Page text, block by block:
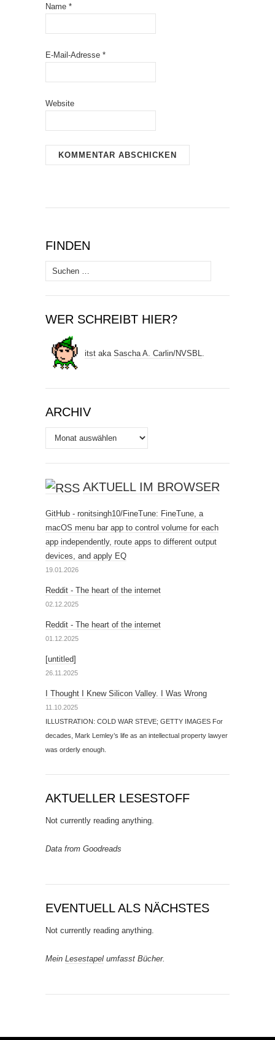
Name *
E-Mail-Adresse *
Website
FINDEN
Suchen
nach:
WER SCHREIBT HIER?
itst aka Sascha A. Carlin/NVSBL.
ARCHIV
Archiv
AKTUELL IM BROWSER
GitHub - ronitsingh10/FineTune: FineTune, a
macOS menu bar app to control volume for each
app independently, route apps to different output
devices, and apply EQ
19.01.2026
Reddit - The heart of the internet
02.12.2025
Reddit - The heart of the internet
01.12.2025
[untitled]
26.11.2025
I Thought I Knew Silicon Valley. I Was Wrong
11.10.2025
ILLUSTRATION: COLD WAR STEVE; GETTY IMAGES For
decades, Mark Lemley’s life as an intellectual property lawyer
was orderly enough.
AKTUELLER LESESTOFF
Not currently reading anything.
Data from Goodreads
EVENTUELL ALS NÄCHSTES
Not currently reading anything.
Mein Lesestapel umfasst Bücher.